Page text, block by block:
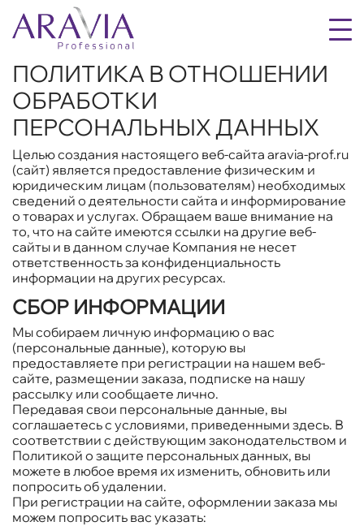
ПОЛИТИКА В ОТНОШЕНИИ
ОБРАБОТКИ
ПЕРСОНАЛЬНЫХ ДАННЫХ
Целью создания настоящего веб-сайта aravia-prof.ru
(сайт) является предоставление физическим и
юридическим лицам (пользователям) необходимых
сведений о деятельности сайта и информирование
о товарах и услугах. Обращаем ваше внимание на
то, что на сайте имеются ссылки на другие веб-
сайты и в данном случае Компания не несет
ответственность за конфиденциальность
информации на других ресурсах.
СБОР ИНФОРМАЦИИ
Мы собираем личную информацию о вас
(персональные данные), которую вы
предоставляете при регистрации на нашем веб-
сайте, размещении заказа, подписке на нашу
рассылку или сообщаете лично.
Передавая свои персональные данные, вы
соглашаетесь с условиями, приведенными здесь. В
соответствии с действующим законодательством и
Политикой о защите персональных данных, вы
можете в любое время их изменить, обновить или
попросить об удалении.
При регистрации на сайте, оформлении заказа мы
можем попросить вас указать: